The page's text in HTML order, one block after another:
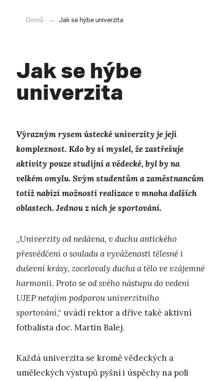
Domů Jak se hýbe univerzita
Jak se hýbe
univerzita
Výrazným rysem ústecké univerzity je její
komplexnost. Kdo by si myslel, že zastřešuje
aktivity pouze studijní a vědecké, byl by na
velkém omylu. Svým studentům a zaměstnancům
totiž nabízí možnosti realizace v mnoha dalších
oblastech. Jednou z nich je sportování.
„Univerzity od nedávna, v duchu antického
přesvědčení o souladu a vyváženosti tělesné i
duševní krásy, zocelovaly ducha a tělo ve vzájemné
harmonii. Proto se od svého nástupu do vedení
UJEP netajím podporou univerzitního
sportování,“ uvádí rektor a dříve také aktivní
fotbalista doc. Martin Balej.
Každá univerzita se kromě vědeckých a
uměleckých výstupů pyšní i úspěchy na poli